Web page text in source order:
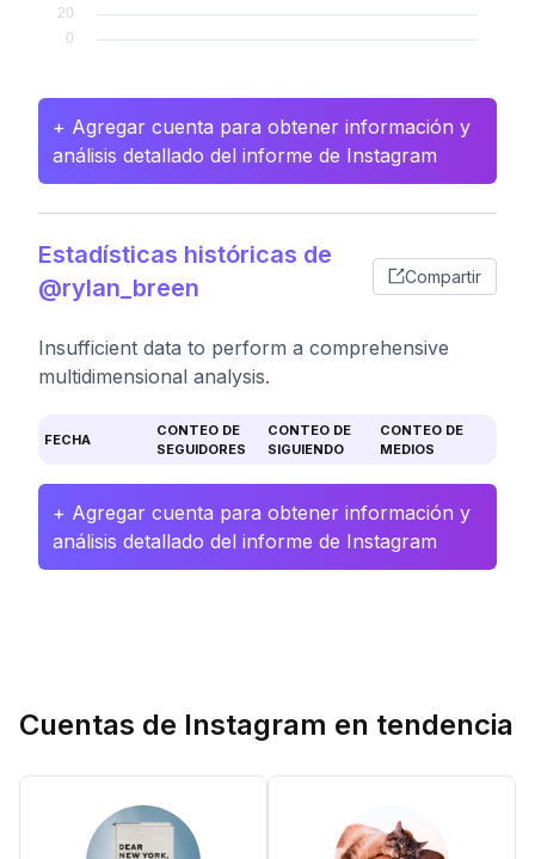
+ Agregar cuenta para obtener información y
análisis detallado del informe de Instagram
Estadísticas históricas de
@rylan_breen
Compartir
Insufficient data to perform a comprehensive
multidimensional analysis.
FECHA
CONTEO DE
SEGUIDORES
CONTEO DE
SIGUIENDO
CONTEO DE
MEDIOS
+ Agregar cuenta para obtener información y
análisis detallado del informe de Instagram
Cuentas de Instagram en tendencia